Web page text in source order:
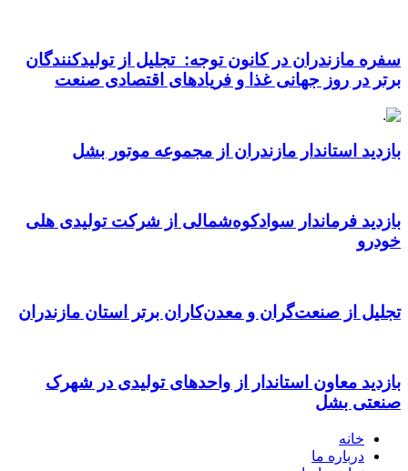
سفره مازندران در کانون توجه: تجلیل از تولیدکنندگان
برتر در روز جهانی غذا و فریادهای اقتصادی صنعت
بازدید استاندار مازندران از مجموعه موتور بشل
بازدید فرماندار سوادکوه‌شمالی از شرکت تولیدی هلی
خودرو
تجلیل از صنعت‌گران و معدن‌کاران برتر استان مازندران
بازدید معاون استاندار از واحدهای تولیدی در شهرک
صنعتی بشل
خانه
درباره ما